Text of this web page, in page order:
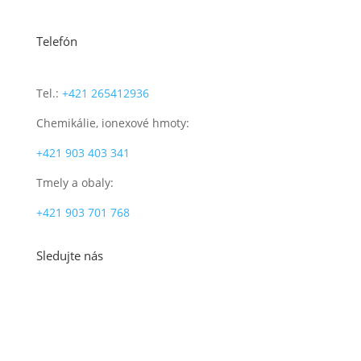
Telefón
Tel.: +421 265412936
Chemikálie, ionexové hmoty:
+421 903 403 341
Tmely a obaly:
+421 903 701 768
Sledujte nás